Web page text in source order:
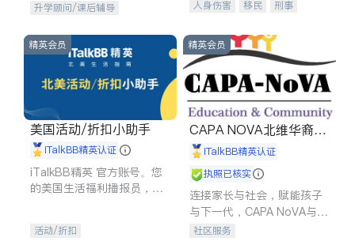
拥有成长型心态是成功的基
石。
升学顾问/课后辅导
建筑合同、刑事案件全包办
人身伤害 移民
刑事
信托/遗嘱
商业
索赔
律师-其它 保释
精英会员
美国活动/折扣小助手
iTalkBB精英认证
iTalkBB精英 官方账号。您
的美国生活福利播报员，精
专属福利。
活动/折扣
精英会员
CAPA NOVA北维华裔家
长会iTalkBB精英认证
执照已核实
连接家长与社会，赋能孩子
与下一代，CAPA NoVA与您
携手建设包容、公平、充满
社区服务